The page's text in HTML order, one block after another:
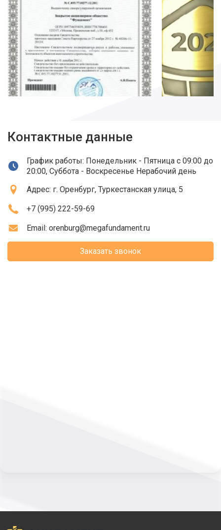
Контактные данные
График работы: Понедельник - Пятница с 09:00 до
20:00, Суббота - Воскресенье Нерабочий день
Адрес: г. Оренбург, Туркестанская улица, 5
+7 (995) 222-59-69
Email: orenburg@megafundament.ru
Заказать звонок